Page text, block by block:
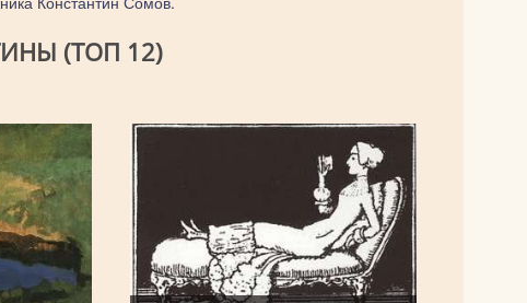
(ТОП 12)